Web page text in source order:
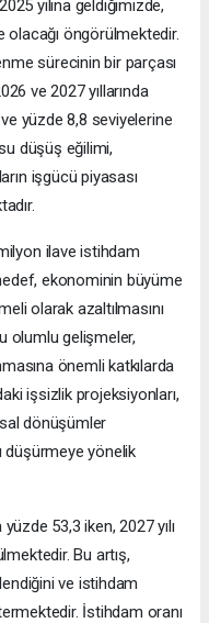
yılına geldiğimizde,
olacağı öngörülmektedir.
sürecinin bir parçası
ve 2027 yıllarında
ve yüzde 8,8 seviyelerine
düşüş eğilimi,
işgücü piyasası
ilave istihdam
ekonominin büyüme
olarak azaltılmasını
olumlu gelişmeler,
önemli katkılarda
işsizlik projeksiyonları,
dönüşümler
düşürmeye yönelik
yüzde 53,3 iken, 2027 yılı
Bu artış,
ve istihdam
İstihdam oranı